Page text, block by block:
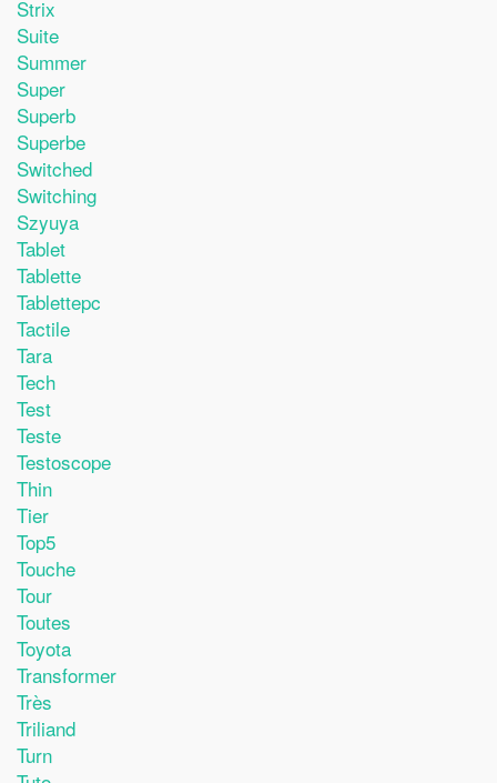
Strix
Suite
Summer
Super
Superb
Superbe
Switched
Switching
Szyuya
Tablet
Tablette
Tablettepc
Tactile
Tara
Tech
Test
Teste
Testoscope
Thin
Tier
Top5
Touche
Tour
Toutes
Toyota
Transformer
Très
Triliand
Turn